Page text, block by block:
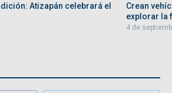
Atizapán celebrará el
Crean
explorar la
4 de